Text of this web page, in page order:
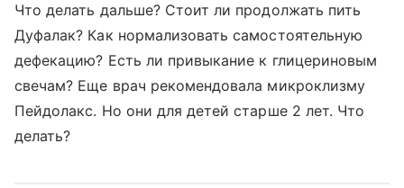
Что делать дальше? Стоит ли продолжать пить
Дуфалак? Как нормализовать самостоятельную
дефекацию? Есть ли привыкание к глицериновым
свечам? Еще врач рекомендовала микроклизму
Пейдолакс. Но они для детей старше 2 лет. Что
делать?